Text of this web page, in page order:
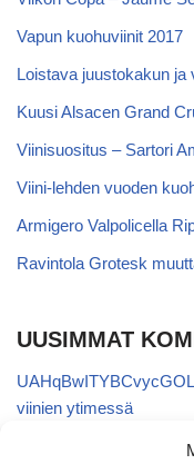
Vapun kuohuviinit 2017
Loistava juustokakun
Kuusi Alsacen Grand
Viinisuositus – Sartori
Viini-lehden vuoden
Armigero Valpolicella
Ravintola Grotesk
UUSIMMAT
viinien ytimessä